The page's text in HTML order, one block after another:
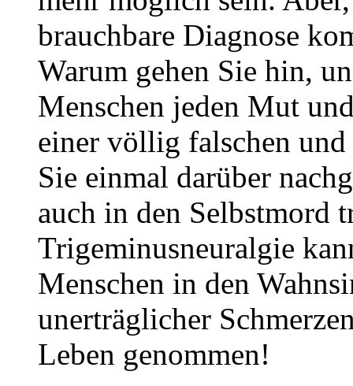
brauchbare Diagnose
Warum gehen Sie hin,
Menschen jeden Mut
einer völlig falschen
Sie einmal darüber
auch in den Selbstmord
Trigeminusneuralgie
Menschen in den
unerträglicher
Leben genommen!